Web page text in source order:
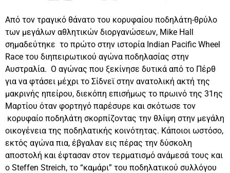
Από τον τραγικό θάνατο του κορυφαίου ποδηλάτη-θρύλο
των μεγάλων αθλητικών διοργανώσεων, Mike Hall
σημαδεύτηκε το πρώτο στην ιστορία Indian Pacific Wheel
Race του διηπειρωτικού αγώνα ποδηλασίας στην
Αυστραλία. Ο αγώνας που ξεκίνησε δυτικά από το Πέρθ
για να φτάσει μέχρι το Σίδνεϊ στην ανατολική ακτή της
μακρινής ηπείρου, διεκόπη επισήμως το πρωινό της 31ης
Μαρτίου όταν φορτηγό παρέσυρε και σκότωσε τον
κορυφαίο ποδηλάτη σκορπίζοντας την θλίψη στην μεγάλη
οικογένεια της ποδηλατικής κοινότητας. Κάποιοι ωστόσο,
εκτός αγώνα πια, έβγαλαν εις πέρας την δύσκολη
αποστολή και έφτασαν στον τερματισμό ανάμεσά τους και
ο Steffen Streich, το “καμάρι” του ποδηλατικού συλλόγου